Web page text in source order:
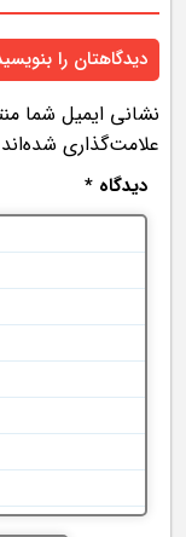
دیدگاهتان را
نشانی ایمیل شما
علامت‌گذاری شده‌اند
دیدگاه *